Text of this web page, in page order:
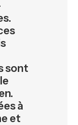
sont
à
et